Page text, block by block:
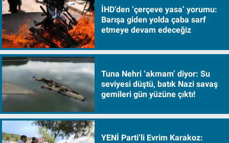
İHD’den ‘çerçeve yasa’ yorumu:
Barışa giden yolda çaba sarf
etmeye devam edeceğiz
Tuna Nehri ‘akmam’ diyor: Su
seviyesi düştü, batık Nazi savaş
gemileri gün yüzüne çıktı!
YENİ Parti’li Evrim Karakoz: